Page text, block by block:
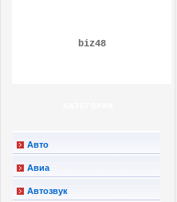
biz48
Авто
Авиа
Автозвук